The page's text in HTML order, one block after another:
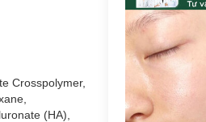
Crosspolymer,
(HA),